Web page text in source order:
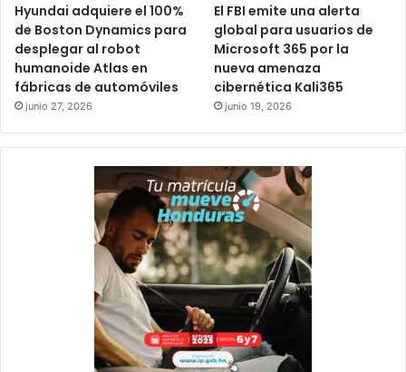
Hyundai adquiere el 100%
de Boston Dynamics para
desplegar al robot
humanoide Atlas en
fábricas de automóviles
junio 27, 2026
El FBI emite una alerta
global para usuarios de
Microsoft 365 por la
nueva amenaza
cibernética Kali365
junio 19, 2026